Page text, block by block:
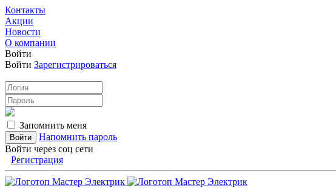
Контакты
Акции
Новости
О компании
Войти
Войти Зарегистрироваться
Запомнить меня
Напомнить пароль
Войти через соц сети
Регистрация